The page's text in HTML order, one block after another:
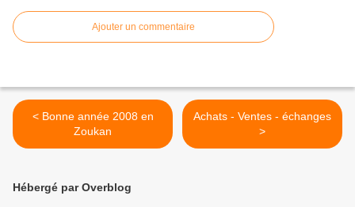
Ajouter un commentaire
< Bonne année 2008 en
Zoukan
Achats - Ventes - échanges
>
Hébergé par Overblog